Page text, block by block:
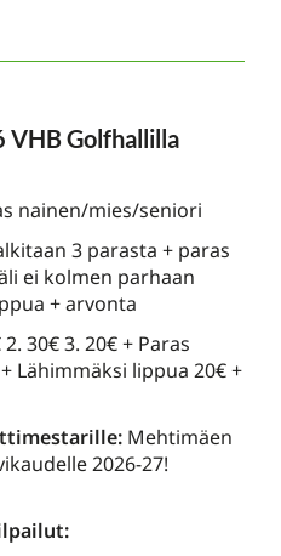
Golfhallilla
nainen/mies/seniori
3 parasta + paras
ei kolmen parhaan
+ arvonta
2. 30€ 3. 20€ + Paras
Lähimmäksi lippua 20€ +
Mehtimäen
2026-27!